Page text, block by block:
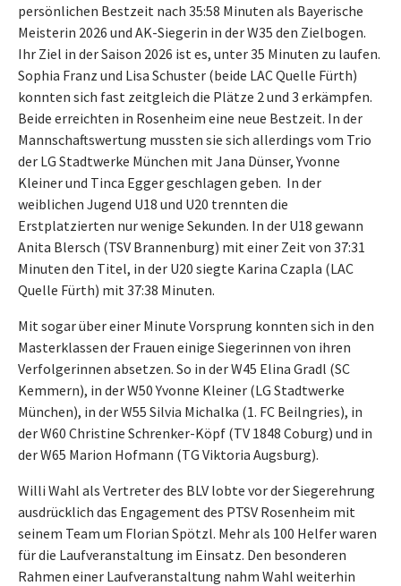
persönlichen Bestzeit nach 35:58 Minuten als Bayerische
Meisterin 2026 und AK-Siegerin in der W35 den Zielbogen.
Ihr Ziel in der Saison 2026 ist es, unter 35 Minuten zu laufen.
Sophia Franz und Lisa Schuster (beide LAC Quelle Fürth)
konnten sich fast zeitgleich die Plätze 2 und 3 erkämpfen.
Beide erreichten in Rosenheim eine neue Bestzeit. In der
Mannschaftswertung mussten sie sich allerdings vom Trio
der LG Stadtwerke München mit Jana Dünser, Yvonne
Kleiner und Tinca Egger geschlagen geben. In der
weiblichen Jugend U18 und U20 trennten die
Erstplatzierten nur wenige Sekunden. In der U18 gewann
Anita Blersch (TSV Brannenburg) mit einer Zeit von 37:31
Minuten den Titel, in der U20 siegte Karina Czapla (LAC
Quelle Fürth) mit 37:38 Minuten.
Mit sogar über einer Minute Vorsprung konnten sich in den
Masterklassen der Frauen einige Siegerinnen von ihren
Verfolgerinnen absetzen. So in der W45 Elina Gradl (SC
Kemmern), in der W50 Yvonne Kleiner (LG Stadtwerke
München), in der W55 Silvia Michalka (1. FC Beilngries), in
der W60 Christine Schrenker-Köpf (TV 1848 Coburg) und in
der W65 Marion Hofmann (TG Viktoria Augsburg).
Willi Wahl als Vertreter des BLV lobte vor der Siegerehrung
ausdrücklich das Engagement des PTSV Rosenheim mit
seinem Team um Florian Spötzl. Mehr als 100 Helfer waren
für die Laufveranstaltung im Einsatz. Den besonderen
Rahmen einer Laufveranstaltung nahm Wahl weiterhin